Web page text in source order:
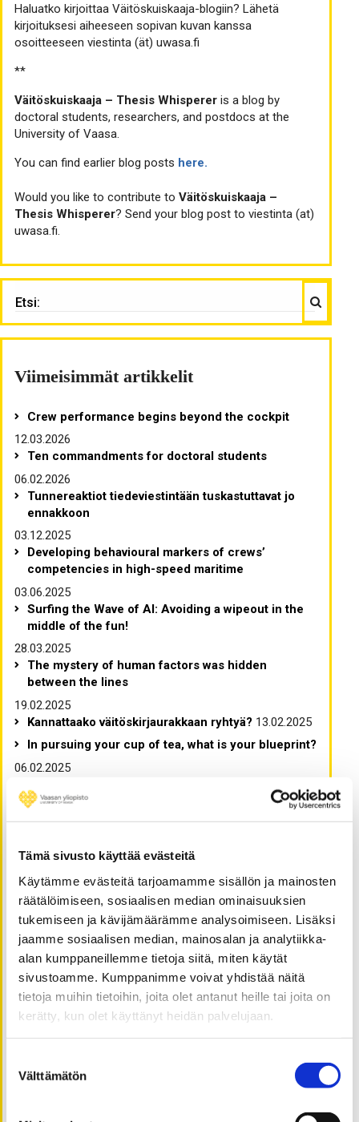
Tämä sivusto käyttää evästeitä
Käytämme evästeitä tarjoamamme sisällön ja mainosten
räätälöimiseen, sosiaalisen median ominaisuuksien
tukemiseen ja kävijämäärämme analysoimiseen. Lisäksi
jaamme sosiaalisen median, mainosalan ja analytiikka-
alan kumppaneillemme tietoja siitä, miten käytät
sivustoamme. Kumppanimme voivat yhdistää näitä
tietoja muihin tietoihin, joita olet antanut heille tai joita on
kerätty, kun olet käyttänyt heidän palvelujaan.
valinta
Välttämätön
Haluatko kirjoittaa Väitöskuiskaaja-blogiin? Lähetä
kirjoituksesi aiheeseen sopivan kuvan kanssa
osoitteeseen viestinta (ät) uwasa.fi
**
Väitöskuiskaaja – Thesis Whisperer is a blog by
doctoral students, researchers, and postdocs at the
University of Vaasa.
You can find earlier blog posts here.
Would you like to contribute to Väitöskuiskaaja –
Thesis Whisperer? Send your blog post to viestinta (at)
uwasa.fi.
Viimeisimmät artikkelit
Crew performance begins beyond the cockpit
12.03.2026
Ten commandments for doctoral students
06.02.2026
Tunnereaktiot tiedeviestintään tuskastuttavat jo
ennakkoon
03.12.2025
Developing behavioural markers of crews’
competencies in high-speed maritime
03.06.2025
Surfing the Wave of AI: Avoiding a wipeout in the
middle of the fun!
28.03.2025
The mystery of human factors was hidden
between the lines
19.02.2025
Kannattaako väitöskirjaurakkaan ryhtyä? 13.02.2025
In pursuing your cup of tea, what is your blueprint?
06.02.2025
Optimal Productivity
19.06.2024
touch
18.06.2024
Julkishallinnon innovaatioiden haasteet:
hierarkkisuudesta kohti verkostoitunutta toimintaa
17.06.2024
Helppokäyttöinen kansalaisen käyttöliittymä
saavutettavassa sähköisessä asioinnissa
15.06.2024
Löytyisikö kompleksisuustieteistä ratkaisuja
hoitotyön johtamisen kehittämiseen?